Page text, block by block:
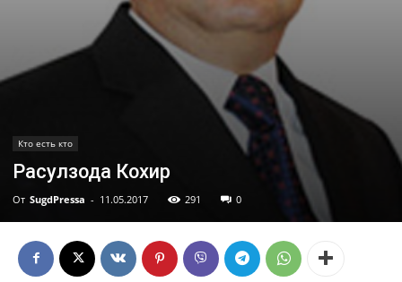
Кто есть кто
Расулзода Кохир
От SugdPressa - 11.05.2017 291 0